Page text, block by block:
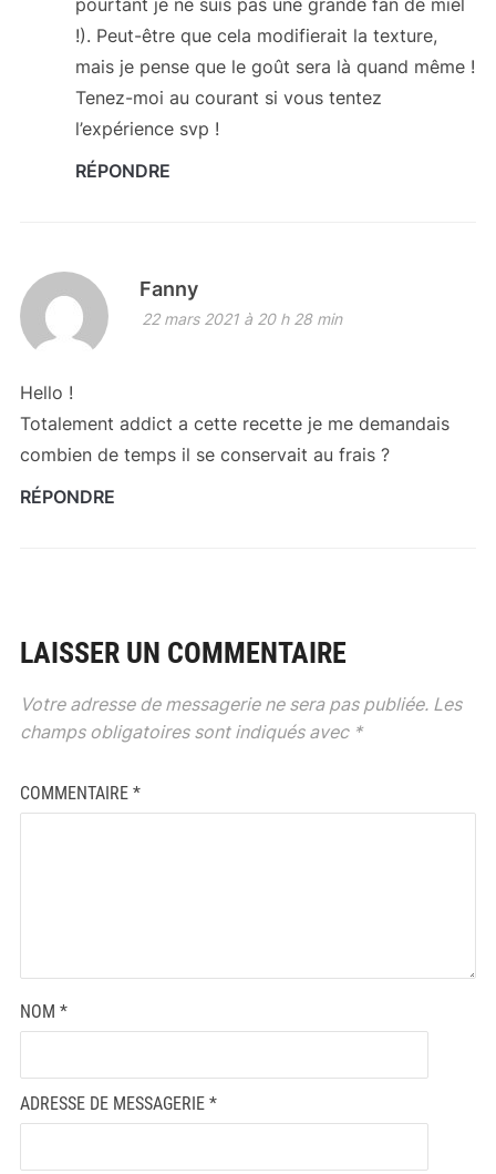
pourtant je ne suis pas une grande fan de miel
!). Peut-être que cela modifierait la texture,
mais je pense que le goût sera là quand même !
Tenez-moi au courant si vous tentez
l’expérience svp !
RÉPONDRE
Fanny
22 mars 2021 à 20 h 28 min
Hello !
Totalement addict a cette recette je me demandais
combien de temps il se conservait au frais ?
RÉPONDRE
LAISSER UN COMMENTAIRE
Votre adresse de messagerie ne sera pas publiée. Les
champs obligatoires sont indiqués avec *
COMMENTAIRE *
NOM *
ADRESSE DE MESSAGERIE *